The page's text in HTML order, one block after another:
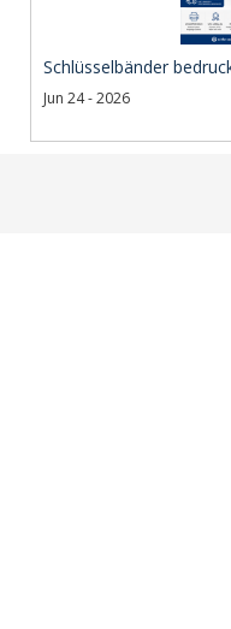
Schlüsselbänder
Jun 24 - 2026